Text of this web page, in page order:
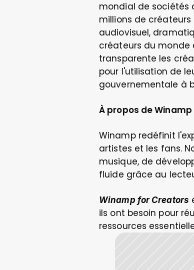
mondial de sociétés
millions de
audiovisuel,
créateurs du monde
transparente les
pour l'utilisation de
gouvernementale à
À propos de Winamp
Winamp redéfinit
artistes et les fans.
musique, de
fluide grâce au
Winamp for Creators
ils ont besoin pour
ressources